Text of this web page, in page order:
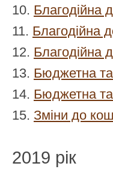
10. Благодійна
11. Благодійна
12. Благодійна
13. Бюджетна та
14. Бюджетна та
15. Зміни до
2019 рік